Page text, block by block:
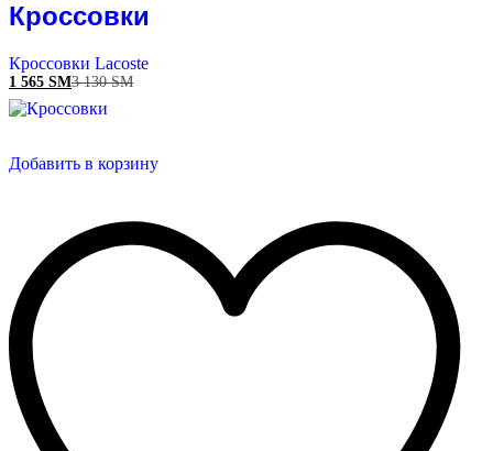
Кроссовки
Кроссовки Lacoste
1 565 ЅМ3 130ЅМ
Добавить в корзину